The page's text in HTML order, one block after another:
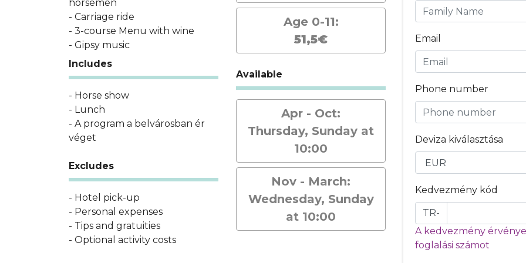
horsemen
- Carriage ride
- 3-course Menu with wine
- Gipsy music
Includes
- Horse show
- Lunch
- A program a belvárosban ér
véget
Excludes
- Hotel pick-up
- Personal expenses
- Tips and gratuities
- Optional activity costs
Age 0-11:
51,5€
Available
Apr - Oct:
Thursday, Sunday at
10:00
Nov - March:
Wednesday, Sunday
at 10:00
Email
Phone number
Deviza kiválasztása
Kedvezmény kód
TR-
A kedvezmény
foglalási számot